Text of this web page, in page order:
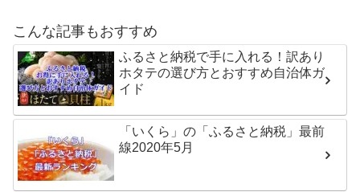
こんな記事もおすすめ
ふるさと納税で手に入れる！訳あり
ホタテの選び方とおすすめ自治体ガ
イド
「いくら」の「ふるさと納税」最前
線2020年5月